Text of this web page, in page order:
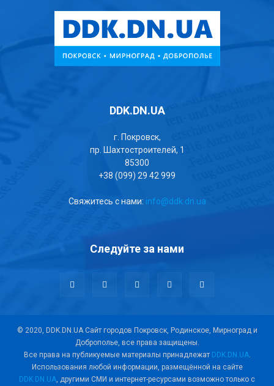
DDK.DN.UA
г. Покровск,
пр. Шахтостроителей, 1
85300
+38 (099) 29 42 999
Свяжитесь с нами: info@ddk.dn.ua
Следуйте за нами
© 2020, DDK.DN.UA Сайт городов Покровск, Родинское, Мирноград и
Доброполье, все права защищены.
Все права на публикуемые материалы принадлежат DDK.DN.UA.
Использования любой информации, размещённой на сайте
DDK.DN.UA , другими СМИ и интернет-ресурсами возможно только с